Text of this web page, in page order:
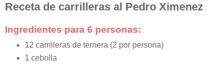
Receta de carrilleras al Pedro Ximenez
Ingredientes para 6 personas:
12 carrilleras de ternera (2 por persona)
1 cebolla